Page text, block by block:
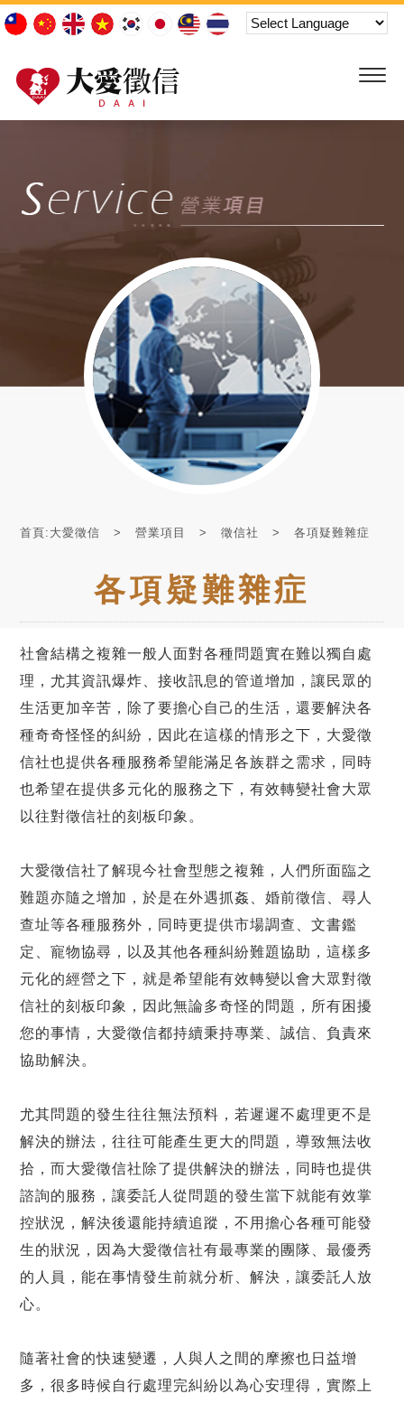
首頁:大愛徵信 營業項目 徵信社 各項疑難雜症
各項疑難雜症
社會結構之複雜一般人面對各種問題實在難以獨自處
理，尤其資訊爆炸、接收訊息的管道增加，讓民眾的
生活更加辛苦，除了要擔心自己的生活，還要解決各
種奇奇怪怪的糾紛，因此在這樣的情形之下，大愛徵
信社也提供各種服務希望能滿足各族群之需求，同時
也希望在提供多元化的服務之下，有效轉變社會大眾
以往對徵信社的刻板印象。
大愛徵信社了解現今社會型態之複雜，人們所面臨之
難題亦隨之增加，於是在外遇抓姦、婚前徵信、尋人
查址等各種服務外，同時更提供市場調查、文書鑑
定、寵物協尋，以及其他各種糾紛難題協助，這樣多
元化的經營之下，就是希望能有效轉變以會大眾對徵
信社的刻板印象，因此無論多奇怪的問題，所有困擾
您的事情，大愛徵信都持續秉持專業、誠信、負責來
協助解決。
尤其問題的發生往往無法預料，若遲遲不處理更不是
解決的辦法，往往可能產生更大的問題，導致無法收
拾，而大愛徵信社除了提供解決的辦法，同時也提供
諮詢的服務，讓委託人從問題的發生當下就能有效掌
控狀況，解決後還能持續追蹤，不用擔心各種可能發
生的狀況，因為大愛徵信社有最專業的團隊、最優秀
的人員，能在事情發生前就分析、解決，讓委託人放
心。
隨著社會的快速變遷，人與人之間的摩擦也日益增
多，很多時候自行處理完糾紛以為心安理得，實際上